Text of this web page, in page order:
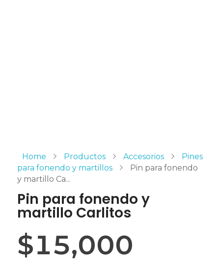
Home Productos Accesorios
Pines
para fonendo y martillos
Pin para fonendo
y martillo Ca...
Pin para fonendo y
martillo Carlitos
$15,000